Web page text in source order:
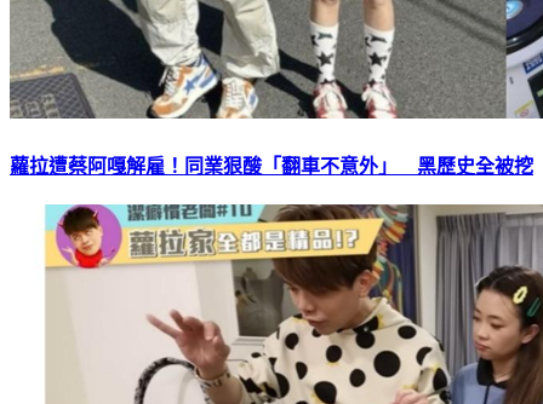
蘿拉遭蔡阿嘎解雇！同業狠酸「翻車不意外」 黑歷史全被挖